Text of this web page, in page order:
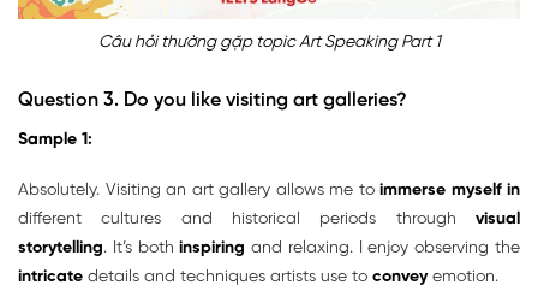
Câu hỏi thường gặp topic Art Speaking Part 1
Question 3. Do you like visiting art galleries?
Sample 1:
Absolutely. Visiting an art gallery allows me toimmerse myself in
different cultures and historical periods through visual
storytelling. It’s bothinspiring and relaxing. I enjoy observing the
intricate details and techniques artists use to conveyemotion.